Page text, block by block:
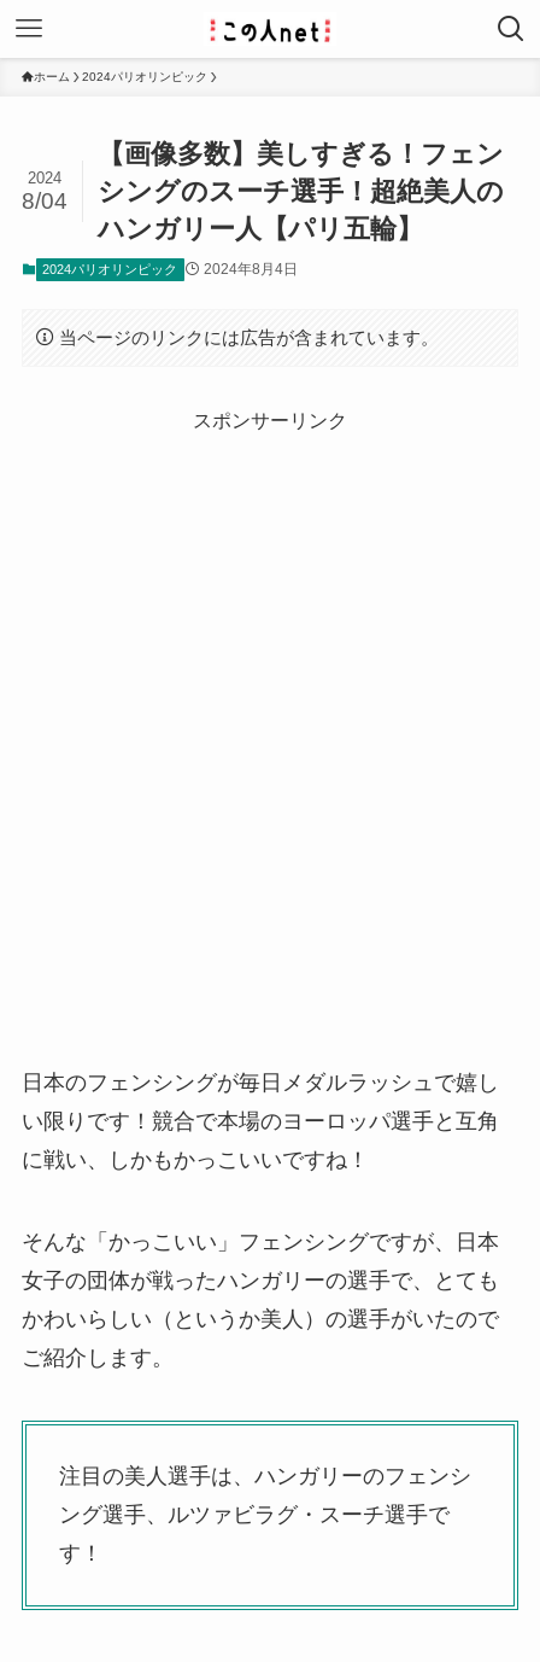
ホーム 2024パリオリンピック
【画像多数】美しすぎる！フェン
シングのスーチ選手！超絶美人の
ハンガリー人【パリ五輪】
2024
8/04
2024パリオリンピック 2024年8月4日
当ページのリンクには広告が含まれています。
スポンサーリンク
日本のフェンシングが毎日メダルラッシュで嬉し
い限りです！競合で本場のヨーロッパ選手と互角
に戦い、しかもかっこいいですね！
そんな「かっこいい」フェンシングですが、日本
女子の団体が戦ったハンガリーの選手で、とても
かわいらしい（というか美人）の選手がいたので
ご紹介します。
注目の美人選手は、ハンガリーのフェンシ
ング選手、ルツァビラグ・スーチ選手で
す！